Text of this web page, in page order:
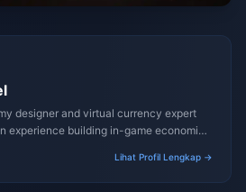
designer and virtual currency expert
experience building in-game economies
Lihat Profil Lengkap →